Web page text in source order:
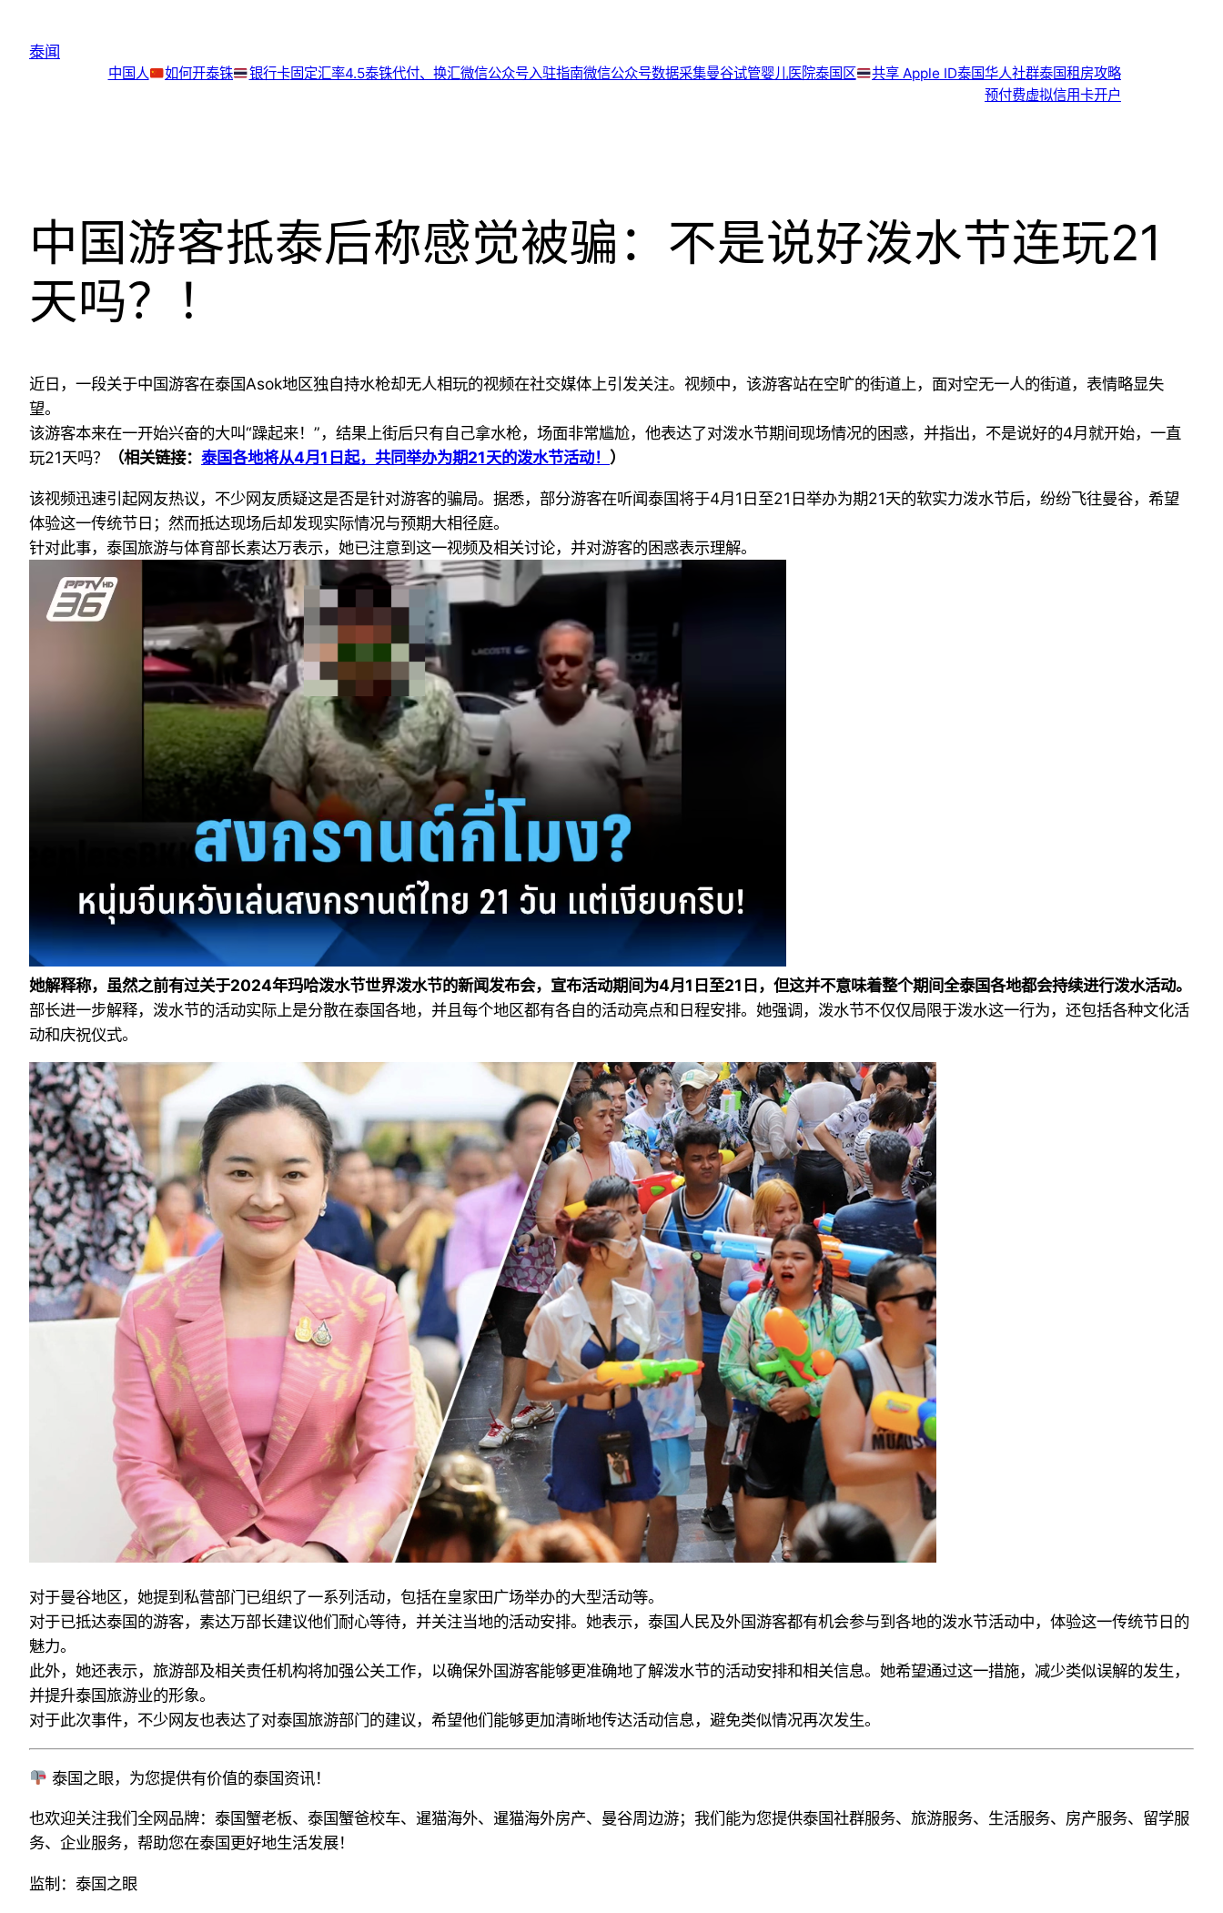
泰闻
中国人 如何开泰铢 银行卡固定汇率4.5泰铢代付、换汇微信公众号入驻指南微信公众号数据采集曼谷试管婴儿医院泰国区 共享 Apple ID泰国华人社群泰国租房攻略
预付费虚拟信用卡开户
中国游客抵泰后称感觉被骗：不是说好泼水节连玩21
天吗？！
近日，一段关于中国游客在泰国Asok地区独自持水枪却无人相玩的视频在社交媒体上引发关注。视频中，该游客站在空旷的街道上，面对空无一人的街道，表情略显失
望。
该游客本来在一开始兴奋的大叫“躁起来！”，结果上街后只有自己拿水枪，场面非常尴尬，他表达了对泼水节期间现场情况的困惑，并指出，不是说好的4月就开始，一直
玩21天吗？
（相关链接： 泰国各地将从4月1日起，共同举办为期21天的泼水节活动！ ）
该视频迅速引起网友热议，不少网友质疑这是否是针对游客的骗局。据悉，部分游客在听闻泰国将于4月1日至21日举办为期21天的软实力泼水节后，纷纷飞往曼谷，希望
体验这一传统节日； 然而抵达现场后却发现实际情况与预期大相径庭。
针对此事，泰国旅游与体育部长素达万表示，她已注意到这一视频及相关讨论，并对游客的困惑表示理解。
她解释称，虽然之前有过关于2024年玛哈泼水节世界泼水节的新闻发布会，宣布活动期间为4月1日至21日，但这并不意味着整个期间全泰国各地都会持续进行泼水活动。
部长进一步解释，泼水节的活动实际上是分散在泰国各地，并且每个地区都有各自的活动亮点和日程安排。她强调，泼水节不仅仅局限于泼水这一行为，还包括各种文化活
动和庆祝仪式。
对于曼谷地区，她提到私营部门已组织了一系列活动，包括在皇家田广场举办的大型活动等。
对于已抵达泰国的游客，素达万部长建议他们耐心等待，并关注当地的活动安排。她表示，泰国人民及外国游客都有机会参与到各地的泼水节活动中，体验这一传统节日的
魅力。
此外，她还表示，旅游部及相关责任机构将加强公关工作，以确保外国游客能够更准确地了解泼水节的活动安排和相关信息。她希望通过这一措施，减少类似误解的发生，
并提升泰国旅游业的形象。
对于此次事件，不少网友也表达了对泰国旅游部门的建议，希望他们能够更加清晰地传达活动信息，避免类似情况再次发生。
泰国之眼，为您提供有价值的泰国资讯！
也欢迎关注我们全网品牌：泰国蟹老板、泰国蟹爸校车、暹猫海外、暹猫海外房产、曼谷周边游； 我们能为您提供泰国社群服务、旅游服务、生活服务、房产服务、留学服
务、企业服务，帮助您在泰国更好地生活发展！
监制：泰国之眼